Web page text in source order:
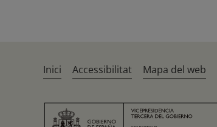
Inici Accessibilitat Mapa del web